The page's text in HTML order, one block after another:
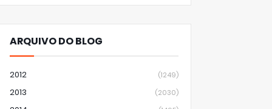
ARQUIVO DO BLOG
2012 (1249)
2013 (2030)